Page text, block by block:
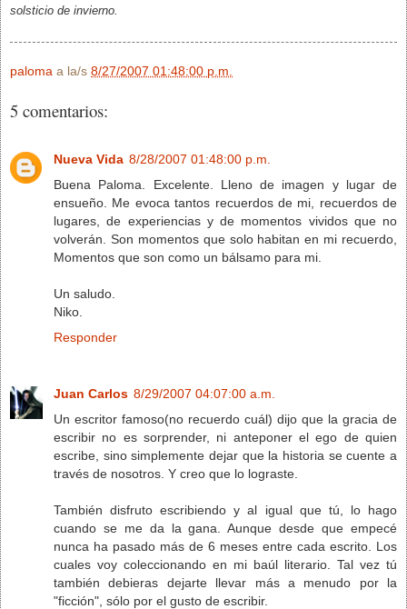
solsticio de invierno.
paloma a la/s 8/27/2007 01:48:00 p.m.
5 comentarios:
Nueva Vida 8/28/2007 01:48:00 p.m.
Buena Paloma. Excelente. Lleno de imagen y lugar de
ensueño. Me evoca tantos recuerdos de mi, recuerdos de
lugares, de experiencias y de momentos vividos que no
volverán. Son momentos que solo habitan en mi recuerdo,
Momentos que son como un bálsamo para mi.
Un saludo.
Niko.
Responder
Juan Carlos 8/29/2007 04:07:00 a.m.
Un escritor famoso(no recuerdo cuál) dijo que la gracia de
escribir no es sorprender, ni anteponer el ego de quien
escribe, sino simplemente dejar que la historia se cuente a
través de nosotros. Y creo que lo lograste.
También disfruto escribiendo y al igual que tú, lo hago
cuando se me da la gana. Aunque desde que empecé
nunca ha pasado más de 6 meses entre cada escrito. Los
cuales voy coleccionando en mi baúl literario. Tal vez tú
también debieras dejarte llevar más a menudo por la
"ficción", sólo por el gusto de escribir.